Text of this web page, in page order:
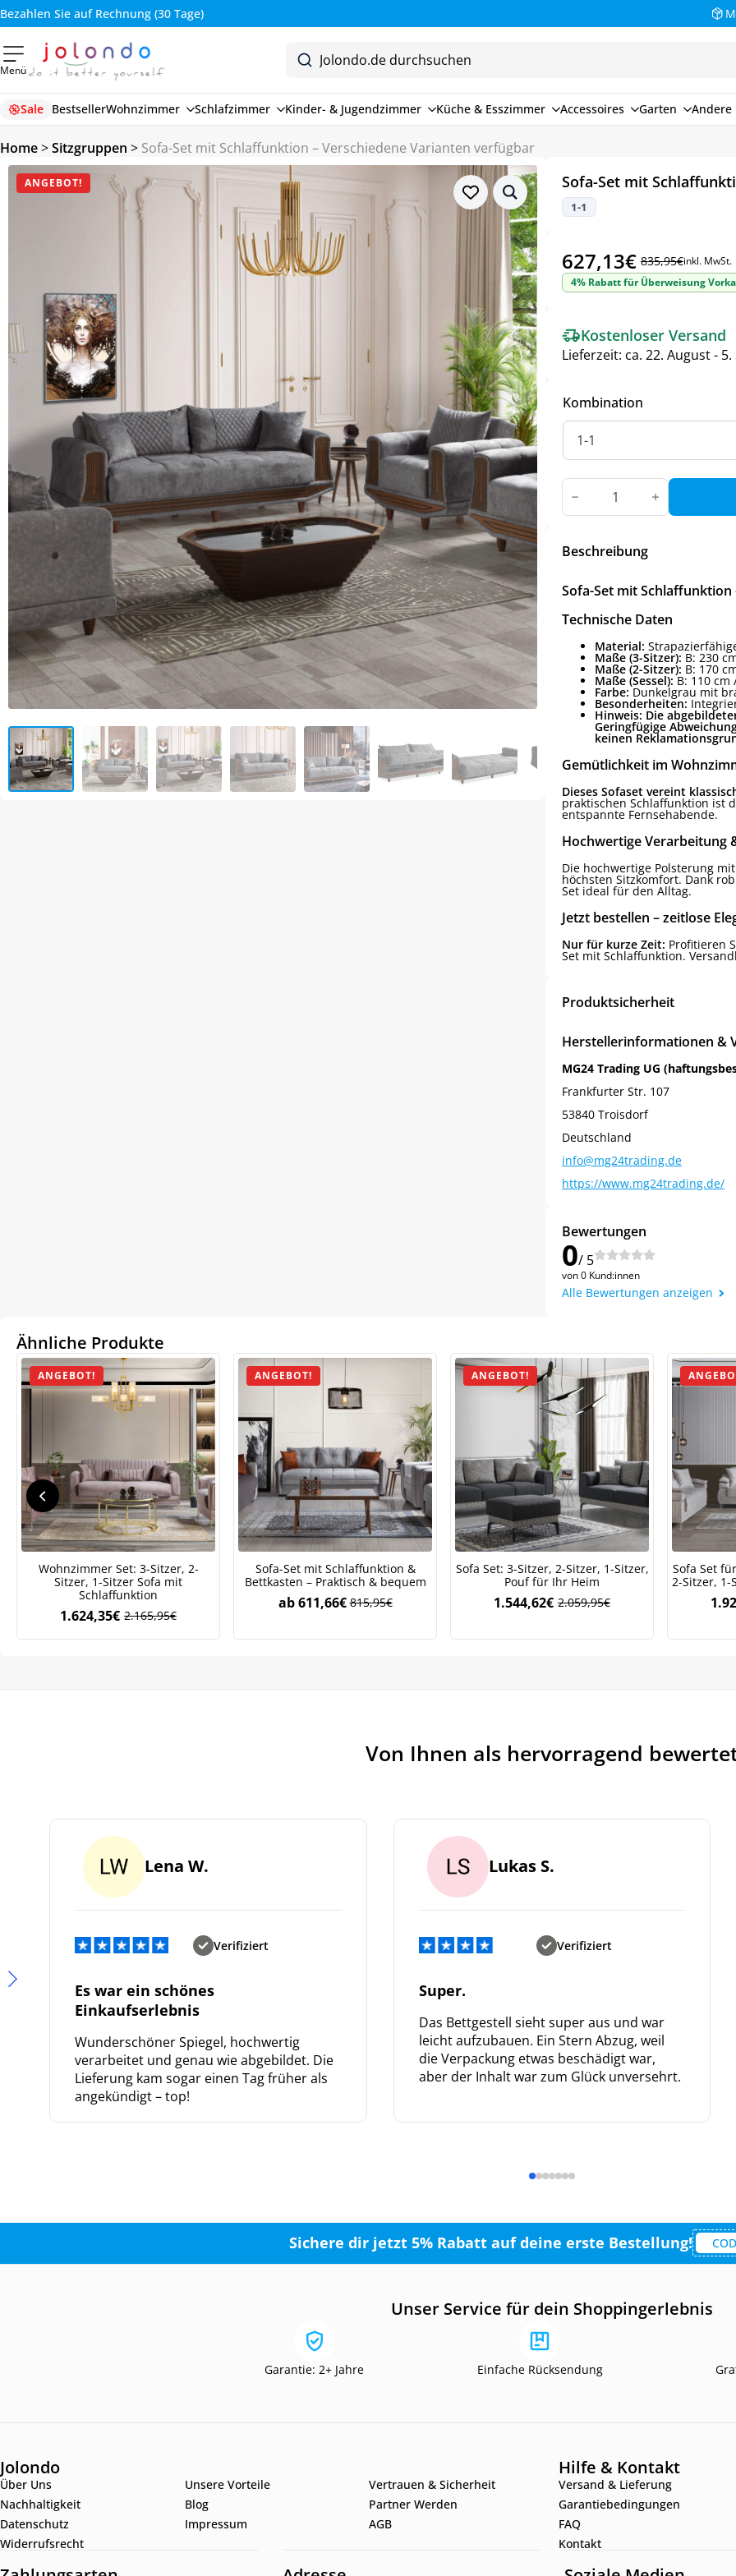
Bezahlen Sie auf Rechnung (30 Tage)
Menü
Sale BestsellerWohnzimmer Schlafzimmer Kinder- & Jugendzimmer Küche & Esszimmer Accessoires Garten Andere
Home>Sitzgruppen > Sofa-Set mit Schlaffunktion – Verschiedene Varianten verfügbar
ANGEBOT! Sofa-Set mit
1-1
835,95€
Ursprünglicher
Preis
835,95€
627,13€
Aktueller
Preis
627,13€.
inkl. MwSt.
4% Rabatt für Überweisung
Kostenloser Versand
Lieferzeit: ca. 22. August -
Kombination
Sofa-
Set
mit
Verschiedene
Menge
Beschreibung
Sofa-Set mit
Technische Daten
Material:
Maße (3-Sitzer): B: 230
Maße (2-Sitzer): B: 170
Maße (Sessel):B: 110 cm
Farbe:Dunkelgrau mit
Besonderheiten:
Hinweis: Die
Geringfügige
keinen
Gemütlichkeit im
Dieses Sofaset vereint
praktischen Schlaffunktion ist
entspannte Fernsehabende.
Hochwertige Verarbeitung
Die hochwertige Polsterung
höchsten Sitzkomfort. Dank
Set ideal für den Alltag.
Jetzt bestellen – zeitlose
Nur für kurze Zeit: Profitieren
Set mit Schlaffunktion.
Produktsicherheit
Herstellerinformationen &
MG24 Trading UG
Frankfurter Str. 107
53840 Troisdorf
Deutschland
info@mg24trading.de
https://www.mg24trading.de/
Bewertungen
0/ 5
von 0 Kund:innen
Alle Bewertungen anzeigen
Ähnliche Produkte
ANGEBOT!
Wohnzimmer Set: 3-Sitzer, 2-
Sitzer, 1-Sitzer Sofa mit
Schlaffunktion
2.165,95€
Ursprünglicher
Preis
1.624,35€Aktueller
Preis
ANGEBOT!
Sofa-Set mit Schlaffunktion &
Bettkasten – Praktisch & bequem
ab 815,95€
611,66€
ANGEBOT!
Sofa Set: 3-Sitzer, 2-Sitzer, 1-Sitzer,
Pouf für Ihr Heim
2.059,95€
Ursprünglicher
war:
1.544,62€Aktueller
ist:
Sofa Set
2-Sitzer,
Von Ihnen als hervorragend
Lena W.
Verifiziert
Es war ein schönes
Einkaufserlebnis
Wunderschöner Spiegel, hochwertig
verarbeitet und genau wie abgebildet. Die
Lieferung kam sogar einen Tag früher als
angekündigt – top!
Lukas S.
Verifiziert
Super.
Das Bettgestell sieht super aus und war
leicht aufzubauen. Ein Stern Abzug, weil
die Verpackung etwas beschädigt war,
aber der Inhalt war zum Glück unversehrt.
Sichere dir jetzt 5% Rabatt auf deine erste Bestellung!
Unser Service für dein Shoppingerlebnis
Garantie: 2+ Jahre Einfache Rücksendung
Jolondo
Über Uns Unsere Vorteile
Vertrauen & Sicherheit
Nachhaltigkeit
Blog
Partner Werden
Datenschutz
Impressum
AGB
Widerrufsrecht
Hilfe & Kontakt
Versand & Lieferung
Garantiebedingungen
FAQ
Kontakt
5% Rabatt
Meinen Code senden
Bleiben Sie auf dem Laufenden über Neuigkeiten und
Weitere Informationen darüber, wie wir Ihre Daten für Marketingkommunikation
verarbeiten. Lesen Sie unsere
Datenschutzrichtlinie.